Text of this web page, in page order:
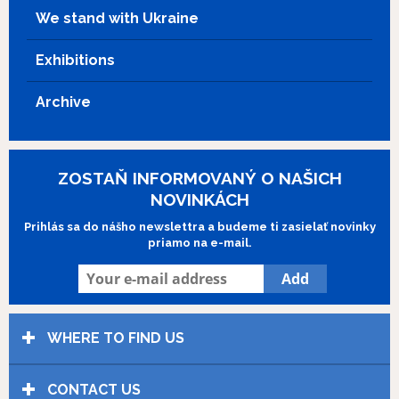
strach a smrť svojich priateľov počas
osudného dňa. Dodnes žije aj čínsky
britských vojakov.Show more
We stand with Ukraine
Exhibitions
Archive
ZOSTAŇ INFORMOVANÝ O NAŠICH
NOVINKÁCH
Prihlás sa do nášho newslettra a budeme ti zasielať novinky
priamo na e-mail.
WHERE TO FIND US
CONTACT US